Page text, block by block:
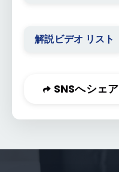
解説ビデオ リスト
SNSへシェア